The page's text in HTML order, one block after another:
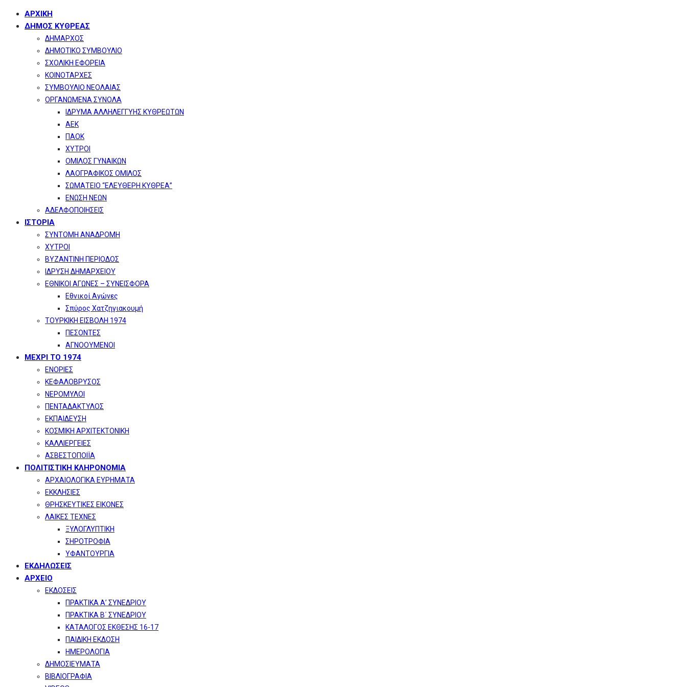
ΑΡΧΙΚΗ
ΔΗΜΟΣ ΚΥΘΡΕΑΣ
ΔΗΜΑΡΧΟΣ
ΔΗΜΟΤΙΚΟ ΣΥΜΒΟΥΛΙΟ
ΣΧΟΛΙΚΗ ΕΦΟΡΕΙΑ
ΚΟΙΝΟΤΑΡΧΕΣ
ΣΥΜΒΟΥΛΙΟ ΝΕΟΛΑΙΑΣ
ΟΡΓΑΝΩΜΕΝΑ ΣΥΝΟΛΑ
ΙΔΡΥΜΑ ΑΛΛΗΛΕΓΓΥΗΣ ΚΥΘΡΕΩΤΩΝ
ΑΕΚ
ΠΑΟΚ
ΧΥΤΡΟΙ
ΟΜΙΛΟΣ ΓΥΝΑΙΚΩΝ
ΛΑΟΓΡΑΦΙΚΟΣ ΟΜΙΛΟΣ
ΣΩΜΑΤΕΙΟ “ΕΛΕΥΘΕΡΗ ΚΥΘΡΕΑ”
ΕΝΩΣΗ ΝΕΩΝ
ΑΔΕΛΦΟΠΟΙΗΣΕΙΣ
ΙΣΤΟΡΙΑ
ΣΥΝΤΟΜΗ ΑΝΑΔΡΟΜΗ
ΧΥΤΡΟΙ
ΒΥΖΑΝΤΙΝΗ ΠΕΡΙΟΔΟΣ
ΙΔΡΥΣΗ ΔΗΜΑΡΧΕΙΟΥ
ΕΘΝΙΚΟΙ ΑΓΩΝΕΣ – ΣΥΝΕΙΣΦΟΡΑ
Εθνικοί Αγώνες
Σπύρος Χατζηγιακουμή
ΤΟΥΡΚΙΚΗ ΕΙΣΒΟΛΗ 1974
ΠΕΣΟΝΤΕΣ
ΑΓΝΟΟΥΜΕΝΟΙ
ΜΕΧΡΙ ΤΟ 1974
ΕΝΟΡΙΕΣ
ΚΕΦΑΛΟΒΡΥΣΟΣ
ΝΕΡΟΜΥΛΟΙ
ΠΕΝΤΑΔΑΚΤΥΛΟΣ
ΕΚΠΑΙΔΕΥΣΗ
ΚΟΣΜΙΚΗ ΑΡΧΙΤΕΚΤΟΝΙΚΗ
ΚΑΛΛΙΕΡΓΕΙΕΣ
ΑΣΒΕΣΤΟΠΟΙΪΑ
ΠΟΛΙΤΙΣΤΙΚΗ ΚΛΗΡΟΝΟΜΙΑ
ΑΡΧΑΙΟΛΟΓΙΚΑ ΕΥΡΗΜΑΤΑ
ΕΚΚΛΗΣΙΕΣ
ΘΡΗΣΚΕΥΤΙΚΕΣ ΕΙΚΟΝΕΣ
ΛΑΙΚΕΣ ΤΕΧΝΕΣ
ΞΥΛΟΓΛΥΠΤΙΚΗ
ΣΗΡΟΤΡΟΦΙΑ
ΥΦΑΝΤΟΥΡΓΙΑ
ΕΚΔΗΛΩΣΕΙΣ
ΑΡΧΕΙΟ
ΕΚΔΟΣΕΙΣ
ΠΡΑΚΤΙΚΑ Α’ ΣΥΝΕΔΡΙΟΥ
ΠΡΑΚΤΙΚΑ Β΄ ΣΥΝΕΔΡΙΟΥ
ΚΑΤΑΛΟΓΟΣ ΕΚΘΕΣΗΣ 16-17
ΠΑΙΔΙΚΗ ΕΚΔΟΣΗ
ΗΜΕΡΟΛΟΓΙΑ
ΔΗΜΟΣΙΕΥΜΑΤΑ
ΒΙΒΛΙΟΓΡΑΦΙΑ